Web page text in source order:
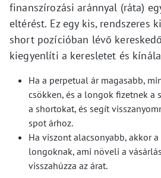
finanszírozási aránnyal (ráta)
eltérést. Ez egy kis, rendszeres
short pozícióban lévő
kiegyenlíti a keresletet és
Ha a perpetual ár magasabb,
csökken, és a longok fizetnek a
a shortokat, és segít
spot árhoz.
Ha viszont alacsonyabb, akkor
longoknak, ami növeli a
visszahúzza az árat.